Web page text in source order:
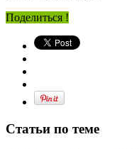
Поделиться !
Статьи по теме